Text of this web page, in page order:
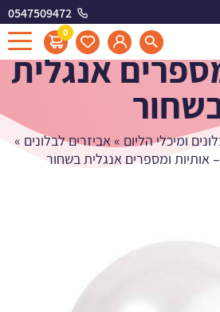
0547509472
0
לבלונים -
אנגלית
ומיכלי הליום »אביזרים לבלונים »
אותיות ומספרים אנגלית בשחור